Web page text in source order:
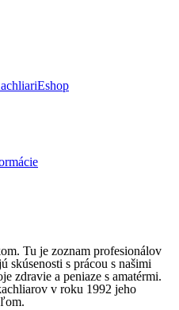
Eshop
Tu je zoznam profesionálov
skúsenosti s prácou s našimi
zdravie a peniaze s amatérmi.
v roku 1992 jeho